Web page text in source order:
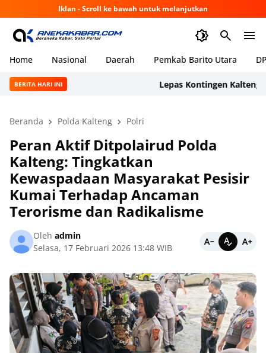
Iklan - Scroll ke bawah untuk melanjutkan
Home Nasional Daerah Pemkab Barito Utara
BERITA HARI INI Lepas Kontingen Kalteng ke
Beranda Polda Kalteng Polri
Peran Aktif Ditpolairud Polda
Kalteng: Tingkatkan
Kewaspadaan Masyarakat Pesisir
Kumai Terhadap Ancaman
Terorisme dan Radikalisme
Oleh admin
Selasa, 17 Februari 2026 13:48 WIB